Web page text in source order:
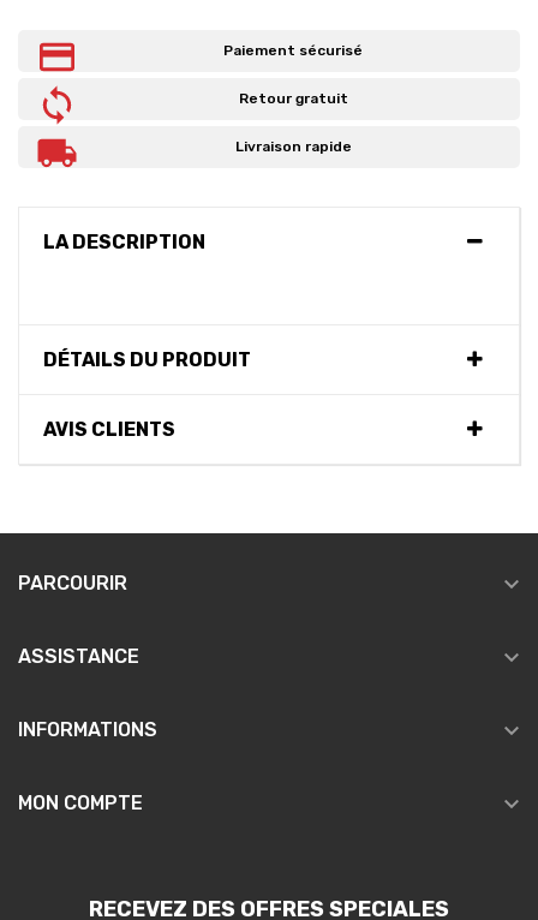
Paiement sécurisé
Retour gratuit
Livraison rapide
LA DESCRIPTION
DÉTAILS DU PRODUIT
AVIS CLIENTS
PARCOURIR 
ASSISTANCE 
INFORMATIONS 
MON COMPTE 
RECEVEZ DES OFFRES SPECIALES